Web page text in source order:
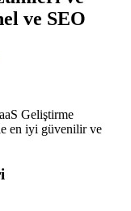
ve SEO
Geliştirme
en iyi güvenilir ve